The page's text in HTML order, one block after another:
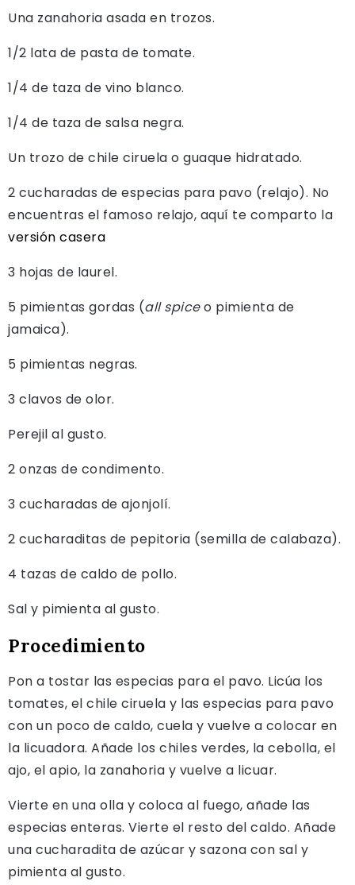
Una zanahoria asada en trozos.
1/2 lata de pasta de tomate.
1/4 de taza de vino blanco.
1/4 de taza de salsa negra.
Un trozo de chile ciruela o guaque hidratado.
2 cucharadas de especias para pavo (relajo). No
encuentras el famoso relajo, aquí te comparto la
versión casera
3 hojas de laurel.
5 pimientas gordas (all spiceo pimienta de
jamaica).
5 pimientas negras.
3 clavos de olor.
Perejil al gusto.
2 onzas de condimento.
3 cucharadas de ajonjolí.
2 cucharaditas de pepitoria (semilla de calabaza).
4 tazas de caldo de pollo.
Sal y pimienta al gusto.
Procedimiento
Pon a tostar las especias para el pavo. Licúa los
tomates, el chile ciruela y las especias para pavo
con un poco de caldo, cuela y vuelve a colocar en
la licuadora. Añade los chiles verdes, la cebolla, el
ajo, el apio, la zanahoria y vuelve a licuar.
Vierte en una olla y coloca al fuego, añade las
especias enteras. Vierte el resto del caldo. Añade
una cucharadita de azúcar y sazona con sal y
pimienta al gusto.